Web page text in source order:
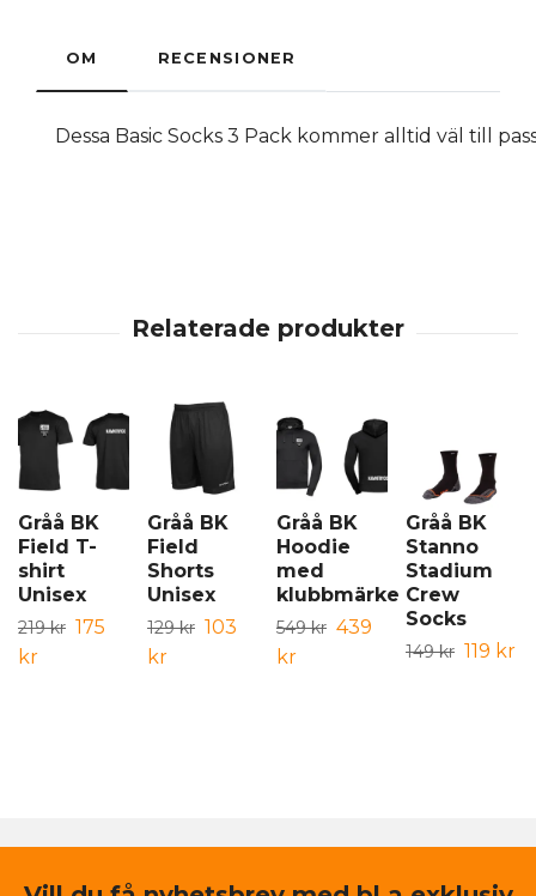
OM RECENSIONER
Dessa Basic Socks 3 Pack kommer alltid väl till
Gråå BK
Field T-
shirt
Unisex
219 kr 175
kr
Gråå BK
Field
Shorts
Unisex
129 kr 103
kr
Gråå BK
Hoodie
med
klubbmärke
549 kr 439
kr
Gråå BK
Stanno
Stadium
Crew
Socks
149 kr 119 kr